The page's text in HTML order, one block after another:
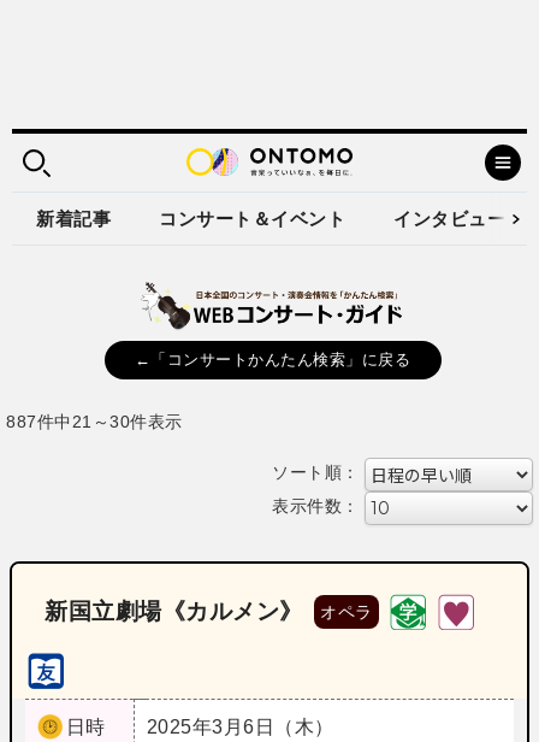
新着記事 コンサート＆イベント インタビュー
←「コンサートかんたん検索」に戻る
887件中21～30件表示
ソート順：
表示件数：
新国立劇場《カルメン》 オペラ
日時
2025年3月6日（木）